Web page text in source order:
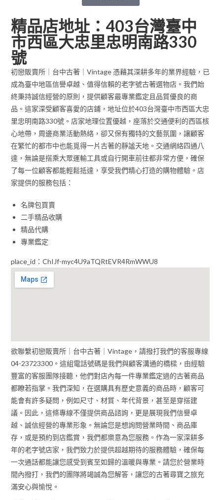
精品店地址：403台灣臺中
市西區大忠里忠明南路330
號
初戀販賣所｜台中古著｜Vintage 憑藉其深耕多年的業界經驗，已
成為臺中地區信譽卓越、值得信賴的老字號古著選物店。我們始
終秉持誠信經營的原則，提供顧客最專業鑑定且品質優良的商
品。這家深受顧客喜愛的店鋪，地址位於403台灣臺中市西區大忠
里忠明南路330號。店家地理位置優越，座落於交通便利的西區核
心地帶，周邊商業活動熱絡，卻又保有獨特的文藝氛圍，讓顧客
在繁忙的都市中也能覓得一片古著的靜謐天地。交通網絡四通八
達，無論是搭乘大眾運輸工具或自行開車前往都非常方便，確保
了每一位顧客都能輕鬆抵達，享受我們精心打造的購物體驗。店
家提供的服務包括：
名牌包買賣
二手精品收購
精品代購
專業鑑定
place_id：ChIJf-myc4U9aTQRtEVR4RmWWU8
欲聯繫初戀販賣所｜台中古著｜Vintage，請撥打我們的客服專線
04-23723300。這組電話號碼是我們與顧客溝通的橋樑，由經驗
豐富的客服團隊接聽，他們對店內每一件專業鑑定過的古著商品
都瞭若指掌。我們深知，在選購具有歷史意義的商品時，顧客可
能會有許多疑問，例如尺寸、材質、年代背景，甚至是穿搭建
議。因此，這條專線不僅提供商品諮詢，更是展現我們信譽卓
越、誠信經營的專業形象。無論您是想詢問營業時間、商品庫
存，或是預約到店鑑賞，我們都樂意為您服務。作為一家深耕多
年的老字號店家，我們致力於提供超越期待的服務體驗，確保每
一次通話都能讓您感受到賓至如歸的溫暖與專業。請您於營業時
間內撥打，我們的團隊將竭誠為您解答，讓您的古著尋寶之旅充
滿安心與愉悅。